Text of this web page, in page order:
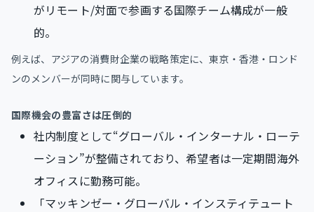
がリモート/対面で参画する国際チーム構成が一般
的。
例えば、アジアの消費財企業の戦略策定に、東京・香港・ロンド
ンのメンバーが同時に関与しています。
国際機会の豊富さは圧倒的
社内制度として“グローバル・インターナル・ローテ
ーション”が整備されており、希望者は一定期間海外
オフィスに勤務可能。
「マッキンゼー・グローバル・インスティテュート